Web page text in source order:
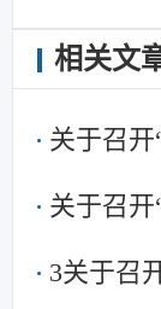
相关文
关于召
关于召
3关于召